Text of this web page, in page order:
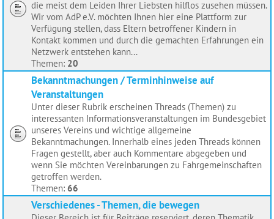
die meist dem Leiden Ihrer Liebsten hilflos zusehen müssen.
Wir vom AdP e.V. möchten Ihnen hier eine Plattform zur
Verfügung stellen, dass Eltern betroffener Kindern in
Kontakt kommen und durch die gemachten Erfahrungen ein
Netzwerk entstehen kann...
Themen: 20
Bekanntmachungen / Terminhinweise auf
Veranstaltungen
Unter dieser Rubrik erscheinen Threads (Themen) zu
interessanten Informationsveranstaltungen im Bundesgebiet
unseres Vereins und wichtige allgemeine
Bekanntmachungen. Innerhalb eines jeden Threads können
Fragen gestellt, aber auch Kommentare abgegeben und
wenn Sie möchten Vereinbarungen zu Fahrgemeinschaften
getroffen werden.
Themen: 66
Verschiedenes - Themen, die bewegen